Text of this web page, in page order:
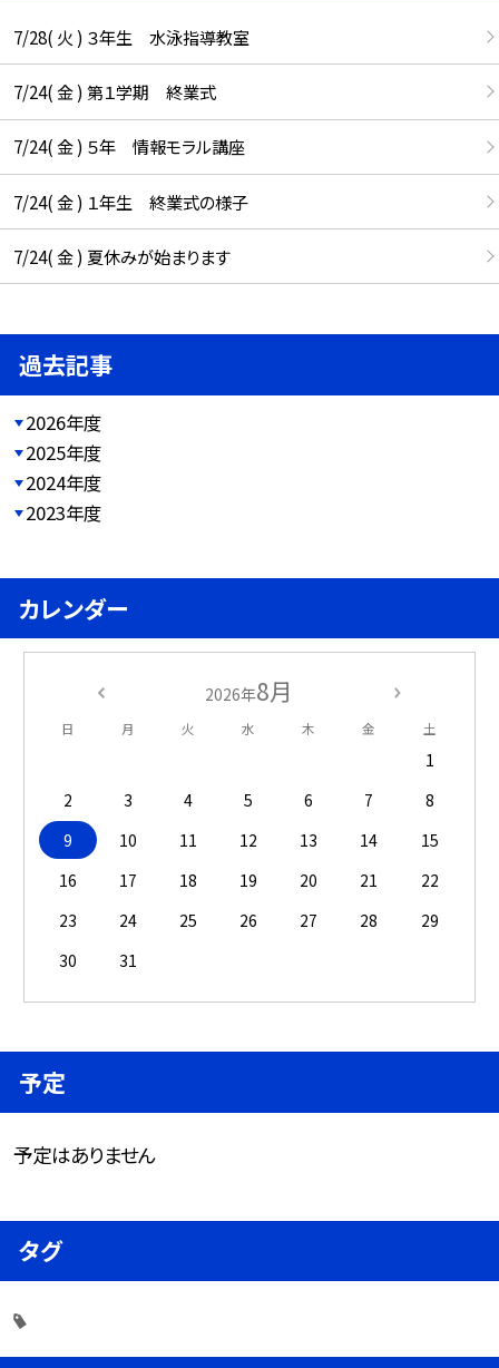
7/28( 火 ) ３年生 水泳指導教室
7/24( 金 ) 第１学期 終業式
7/24( 金 ) ５年 情報モラル講座
7/24( 金 ) １年生 終業式の様子
7/24( 金 ) 夏休みが始まります
過去記事
2026年度
2025年度
2024年度
2023年度
カレンダー
2026年8月
日 月 火 水 木 金 土
1
2
3 4 5 6 7
8
9
10 11 12 13 14
15
16
17 18 19 20 21
22
23
24 25 26 27 28
29
30
31
予定
予定はありません
タグ